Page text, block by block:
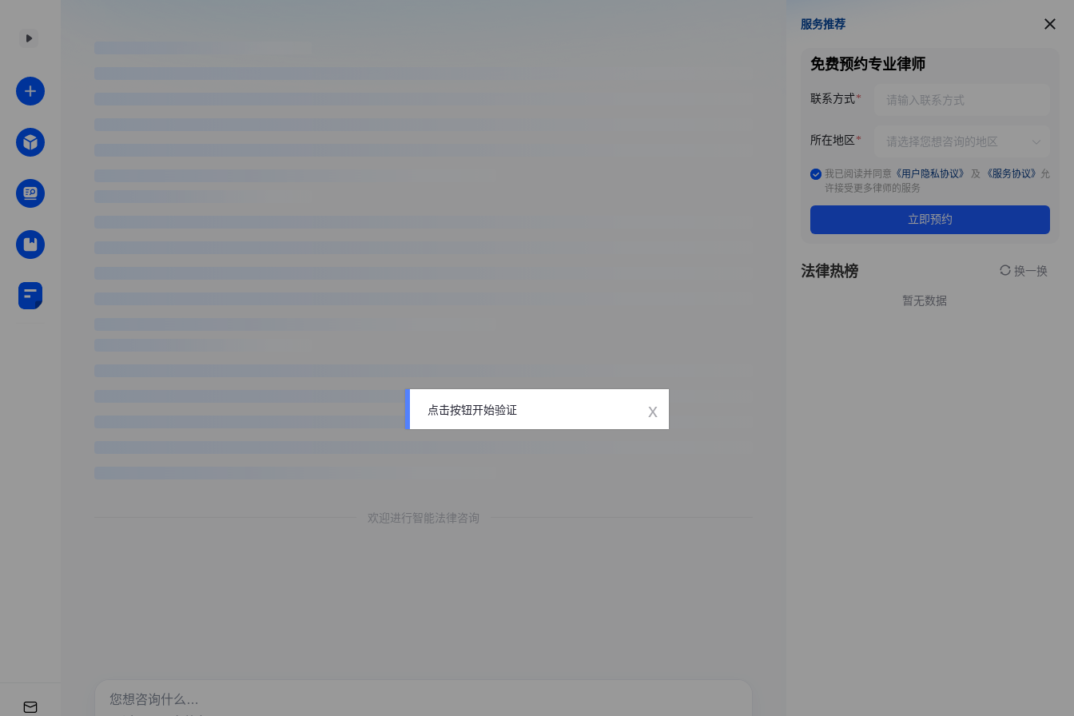
欢迎进行智能法律咨询
服务推荐
服务推荐
免费预约专业律师
联系方式
所在地区
我已阅读并同意 《用户隐私协议》 及 《服务协议》 允
许接受更多律师的服务
立即预约
法律热榜 换一换
暂无数据
点击按钮开始验证 x